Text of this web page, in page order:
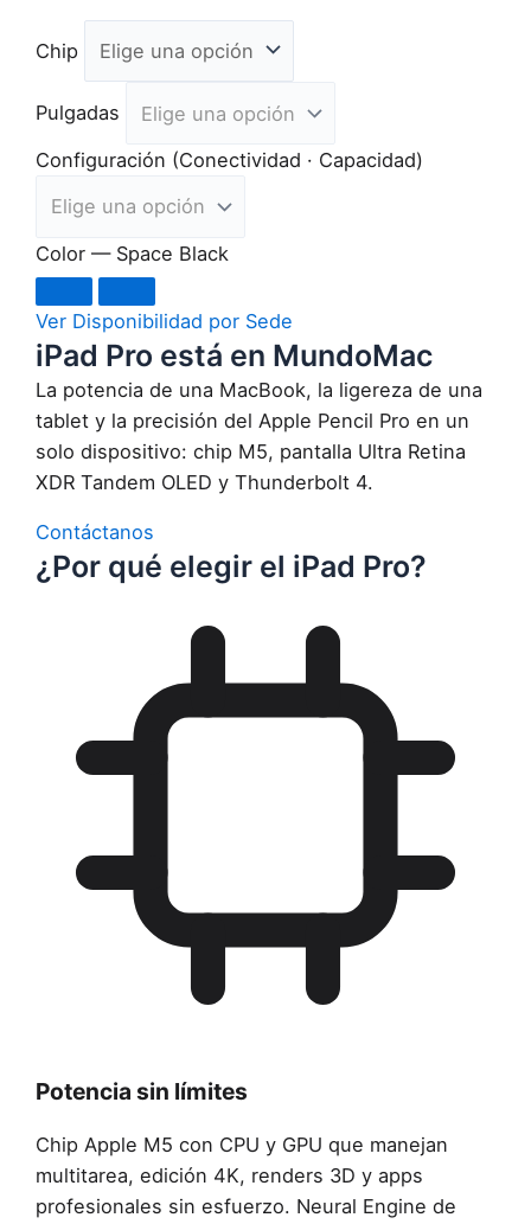
Chip
Pulgadas
Configuración (Conectividad · Capacidad)
Color — Space Black
Ver Disponibilidad por Sede
iPad Pro está en MundoMac
La potencia de una MacBook, la ligereza de una
tablet y la precisión del Apple Pencil Pro en un
solo dispositivo: chip M5, pantalla Ultra Retina
XDR Tandem OLED y Thunderbolt 4.
Contáctanos
¿Por qué elegir el iPad Pro?
Potencia sin límites
Chip Apple M5 con CPU y GPU que manejan
multitarea, edición 4K, renders 3D y apps
profesionales sin esfuerzo. Neural Engine de